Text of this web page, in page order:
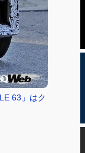
63」はク